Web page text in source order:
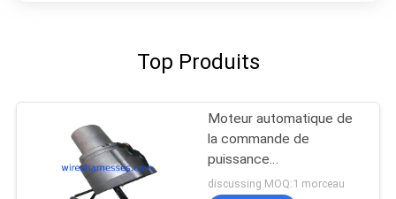
Top Produits
Moteur automatique de
la commande de
puissance
YN20S00002F1
discussing MOQ:1 morceau